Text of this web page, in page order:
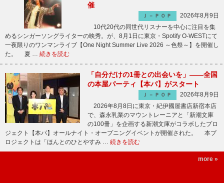
催
Ｊ－ＰＯＰ
2026年8月9日
10代20代の同世代リスナーを中心に注目を集
めるシンガーソングライターの映秀。が、8月1日に東京・Spotify O-WESTにて
一夜限りのワンマンライブ【One Night Summer Live 2026 ～色祭～】を開催し
た。 夏 … 続きを読む
「自分だけの1冊との出会いを」――全国
の本屋パーティ【本パ】がスタート
Ｊ－ＰＯＰ
2026年8月9日
2026年8月8日に東京・紀伊國屋書店新宿本店
で、森永乳業のマウントレーニアと「新潮文庫
の100冊」を企画する新潮文庫がコラボしたプロ
ジェクト【本パ】オールナイト・オープニングイベントが開催された。 本プ
ロジェクトは「ほんとのひとやすみ … 続きを読む
more »